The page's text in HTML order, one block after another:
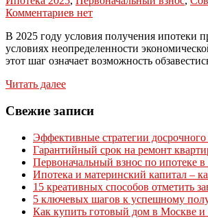
Комментариев нет
В 2025 году условия получения ипотеки
условиях неопределенности
этот шаг означает возможность
Читать далее
Свежие записи
Эффективные стратегии
Гарантийный срок на ремонт
Первоначальный взнос по ипотеке
Ипотека и материнский капитал –
15 креативных способов отметить
5 ключевых шагов к успешному
Как купить готовый дом в Москве